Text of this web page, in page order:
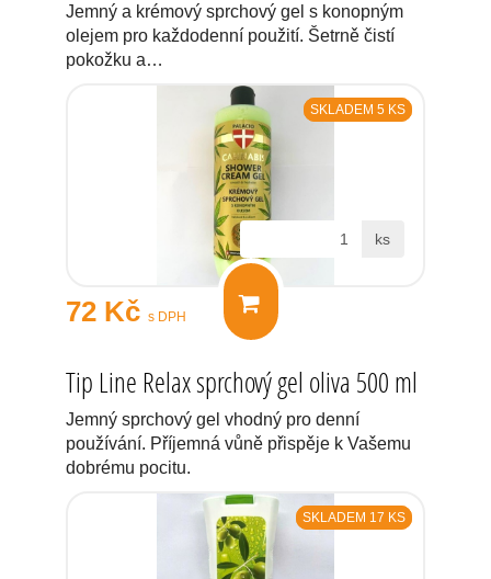
Jemný a krémový sprchový gel s konopným
olejem pro každodenní použití. Šetrně čistí
pokožku a…
SKLADEM 5 KS
72 Kč s DPH
ks
Tip Line Relax sprchový gel oliva 500 ml
Jemný sprchový gel vhodný pro denní
používání. Příjemná vůně přispěje k Vašemu
dobrému pocitu.
SKLADEM 17 KS